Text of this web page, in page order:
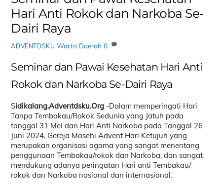
Hari Anti Rokok dan Narkoba Se-
Dairi Raya
ADVENTDSKU Warta Daerah 0
Seminar dan Pawai Kesehatan Hari Anti
Rokok dan Narkoba Se-Dairi Raya
Sidikalang.Adventdsku.Org -Dalam memperingati Hari
Tanpa Tembakau/Rokok Sedunia yang Jatuh pada
tanggal 31 Mei dan Hari Anti Narkoba pada Tanggal 26
Juni 2024, Gereja Masehi Advent Hari Ketujuh yang
merupakan organisasi agama yang sangat menentang
penggunaan Tembakau/rokok dan Narkoba, dan sangat
mendukung adanya peringatan Hari anti Tembakau/
rokok dan Narkoba nasional dan internasional.